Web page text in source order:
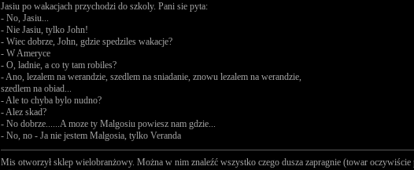
Jasiu po wakacjach przychodzi do szkoly. Pani sie pyta:
- No, Jasiu...
- Nie Jasiu, tylko John!
- Wiec dobrze, John, gdzie spedziles wakacje?
- W Ameryce
- O, ladnie, a co ty tam robiles?
- Ano, lezalem na werandzie, szedlem na sniadanie, znowu lezalem na werandzie,
szedlem na obiad...
- Ale to chyba bylo nudno?
- Alez skad?
- No dobrze......A moze ty Malgosiu powiesz nam gdzie...
- No, no - Ja nie jestem Malgosia, tylko Veranda
Mis otworzył sklep wielobranżowy. Można w nim znaleźć wszystko czego dusza zapragnie (towar